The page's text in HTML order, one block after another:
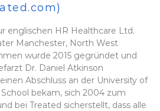
englischen HR Healthcare Ltd.
Manchester, North West
wurde 2015 gegründet und
Dr. Daniel Atkinson
Abschluss an der University of
bekam, sich 2004 zum
bei Treated sicherstellt, dass alle